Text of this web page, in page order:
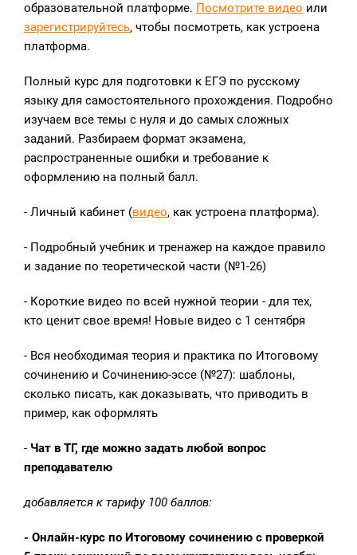
образовательной платформе. Посмотрите видео или
зарегистрируйтесь, чтобы посмотреть, как устроена
платформа.
Полный курс для подготовки к ЕГЭ по русскому
языку для самостоятельного прохождения. Подробно
изучаем все темы с нуля и до самых сложных
заданий. Разбираем формат экзамена,
распространенные ошибки и требование к
оформлению на полный балл.
- Личный кабинет (видео, как устроена платформа).
- Подробный учебник и тренажер на каждое правило
и задание по теоретической части (№1-26)
- Короткие видео по всей нужной теории - для тех,
кто ценит свое время! Новые видео с 1 сентября
- Вся необходимая теория и практика по Итоговому
сочинению и Сочинению-эссе (№27): шаблоны,
сколько писать, как доказывать, что приводить в
пример, как оформлять
- Чат в ТГ, где можно задать любой вопрос
преподавателю
добавляется к тарифу 100 баллов:
- Онлайн-курс по Итоговому сочинению с проверкой